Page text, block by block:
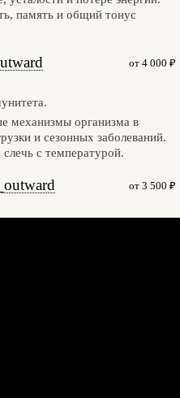
память и общий тонус
от 4 000 ₽
механизмы организма в
и сезонных заболеваний.
с температурой.
от 3 500 ₽